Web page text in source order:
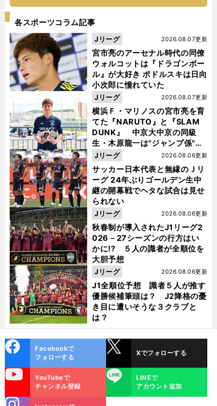
各スポーツコラム記事
宮市亮のアーセナル時代の同僚
ウォルコットは『ドラゴンボー
ル』が大好き ポドルスキは日向
小次郎に憧れていた
2026.08.07更新
Jリーグ
横浜Ｆ・マリノスの宮市亮を育
てた『NARUTO』と『SLAM
DUNK』 中京大中京の同級
生・木原龍一は"ジャンプ係"だ
った
2026.08.07更新
Jリーグ
サッカー日本代表と無縁のＪリ
ーグ 24年ぶりゴールデン生中
継の開幕戦でヘタな試合は見せ
られない
2026.08.06更新
Jリーグ
秋春制が導入されたJ1リーグ2
026－27シーズンの行方はい
かに!? ５人の識者が全順位を
大胆予想
2026.08.06更新
Jリーグ
J1全順位予想 識者５人が推す
優勝候補筆頭は？ J2降格の憂
き目に遭いそうな３クラブと
は？
2026.08.06更新
Jリーグ
ok
Facebookで
フォローする
Xでフォローする
YouTubeで
チャンネル登録
LINE
LINEで
アカウント追加